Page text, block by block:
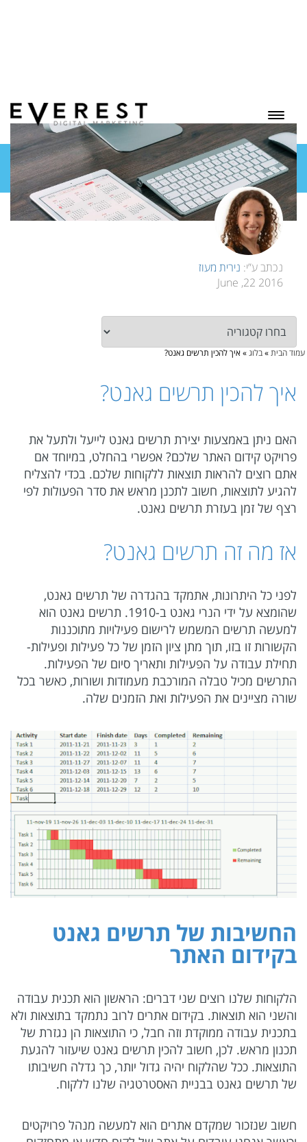
בלוג
נכתב ע”י: נירית מעוז
2016 22, June
עמוד הבית»בלוג»איך להכין תרשים גאנט?
איך להכין תרשים גאנט?
האם ניתן באמצעות יצירת תרשים גאנט לייעל ולתעל את
פרויקט קידום האתר שלכם? אפשרי בהחלט, במיוחד אם
אתם רוצים להראות תוצאות ללקוחות שלכם. בכדי להצליח
להגיע לתוצאות, חשוב לתכנן מראש את סדר הפעולות לפי
רצף של זמן בעזרת תרשים גאנט.
אז מה זה תרשים גאנט?
לפני כל היתרונות, אתמקד בהגדרה של תרשים גאנט,
שהומצא על ידי הנרי גאנט ב-1910. תרשים גאנט הוא
למעשה תרשים המשמש לרישום פעילויות מתוכננות
הקשורות זו בזו, תוך מתן ציון הזמן של כל פעילות ופעילות-
תחילת עבודה על הפעילות ותאריך סיום של הפעילות.
התרשים מכיל טבלה המורכבת מעמודות ושורות, כאשר בכל
שורה מציינים את הפעילות ואת הזמנים שלה.
החשיבות של תרשים גאנט
בקידום האתר
הלקוחות שלנו רוצים שני דברים: הראשון הוא תכנית עבודה
והשני הוא תוצאות. בקידום אתרים לרוב נתמקד בתוצאות ולא
בתכנית עבודה ממוקדת וזה חבל, כי התוצאות הן נגזרת של
תכנון מראש. לכן, חשוב להכין תרשים גאנט שיעזור להגעת
התוצאות. ככל שהלקוח יהיה גדול יותר, כך גדלה חשיבותו
של תרשים גאנט בבניית האסטרטגיה שלנו ללקוח.
חשוב שנזכור שמקדם אתרים הוא למעשה מנהל פרויקטים